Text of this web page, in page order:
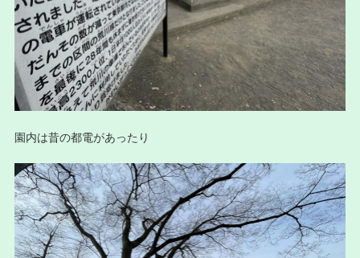
園内は昔の都電があったり